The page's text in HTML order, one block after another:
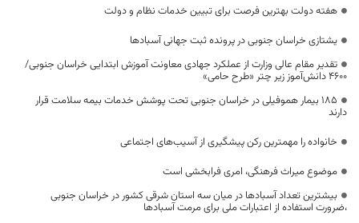
هفته دولت بهترین فرصت برای تبیین خدمات نظام و دولت
یشتازی خراسان جنوبی در پرونده ثبت جهانی آسبادها
تقدیر مقام عالی وزارت از عملکرد جهادی معاونت آموزش ابتدایی خراسان جنوبی/
۴۶۰۰ دانش‌آموز زیر چتر «طرح حامی»
۱۸۵ بیمار هموفیلی در خراسان جنوبی تحت پوشش خدمات بیمه سلامت قرار
دارند
خانواده را مهمترین رکن پیشگیری از آسیب‌های اجتماعی
موضوع میراث فرهنگی، امری فرابخشی است
بیشترین تعداد آسبادها در میان سه استان شرقی کشور در خراسان جنوبی
،ضرورت استفاده از اعتبارات ملی برای مرمت آسبادها